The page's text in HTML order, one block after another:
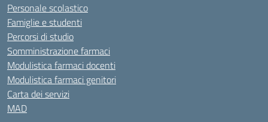
Personale scolastico
Famiglie e studenti
Percorsi di studio
Somministrazione farmaci
Modulistica farmaci docenti
Modulistica farmaci genitori
Carta dei servizi
MAD